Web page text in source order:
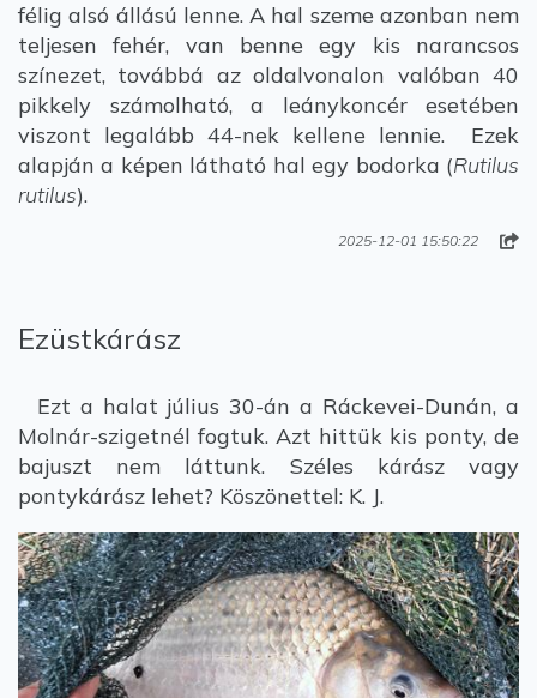
félig alsó állású lenne. A hal szeme azonban nem
teljesen fehér, van benne egy kis narancsos
színezet, továbbá az oldalvonalon valóban 40
pikkely számolható, a leánykoncér esetében
viszont legalább 44-nek kellene lennie. Ezek
alapján a képen látható hal egy bodorka (Rutilus
rutilus).
2025-12-01 15:50:22
Ezüstkárász
Ezt a halat július 30-án a Ráckevei-Dunán, a
Molnár-szigetnél fogtuk. Azt hittük kis ponty, de
bajuszt nem láttunk. Széles kárász vagy
pontykárász lehet? Köszönettel: K. J.